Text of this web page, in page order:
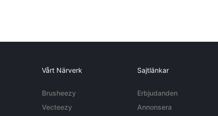
Vårt Närverk
Brusheezy
Vecteezy
Sajtlänkar
Erbjudanden
Annonsera